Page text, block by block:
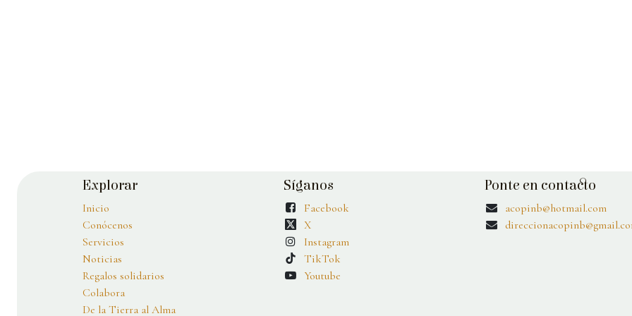
​Explorar
Inicio
Conócenos
Servicios
Noticias
Regalos solidarios
Colabora
De la Tierra al Alma
Síganos
Facebook
X
Instagram
TikTok
Youtube
Ponte en contacto
acopinb@hotmail.com